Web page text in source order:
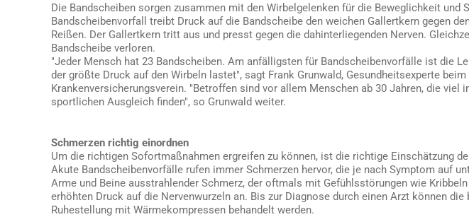
Die Bandscheiben sorgen zusammen mit den Wirbelgelenken für die Beweglichkeit und
Bandscheibenvorfall treibt Druck auf die Bandscheibe den weichen Gallertkern gegen
Reißen. Der Gallertkern tritt aus und presst gegen die dahinterliegenden Nerven.
Bandscheibe verloren.
"Jeder Mensch hat 23 Bandscheiben. Am anfälligsten für Bandscheibenvorfälle ist die
der größte Druck auf den Wirbeln lastet", sagt Frank Grunwald, Gesundheitsexperte
Krankenversicherungsverein. "Betroffen sind vor allem Menschen ab 30 Jahren, die viel
sportlichen Ausgleich finden", so Grunwald weiter.
Schmerzen richtig einordnen
Um die richtigen Sofortmaßnahmen ergreifen zu können, ist die richtige Einschätzung
Akute Bandscheibenvorfälle rufen immer Schmerzen hervor, die je nach Symptom auf
Arme und Beine ausstrahlender Schmerz, der oftmals mit Gefühlsstörungen wie
erhöhten Druck auf die Nervenwurzeln an. Bis zur Diagnose durch einen Arzt können
Ruhestellung mit Wärmekompressen behandelt werden.